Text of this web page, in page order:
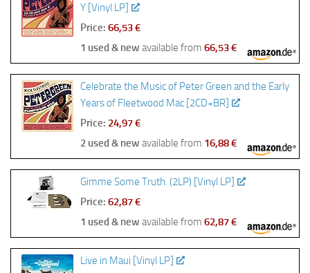
Y [Vinyl LP]
Price: 66,53 €
1 used & new available from 66,53 €
Celebrate the Music of Peter Green and the Early
Years of Fleetwood Mac [2CD+BR]
Price: 24,97 €
2 used & new available from 16,88 €
Gimme Some Truth. (2LP) [Vinyl LP]
Price: 62,87 €
1 used & new available from 62,87 €
Live in Maui [Vinyl LP]